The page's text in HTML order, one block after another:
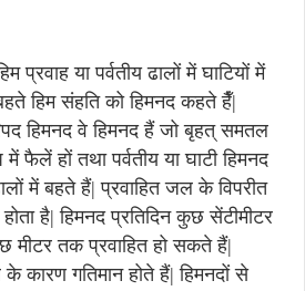
प्रवाह या पर्वतीय ढालों में घाटियों में
हिम संहति को हिमनद कहते हैँ|
हिमनद वे हिमनद हैं जो बृहत् समतल
फैलें हों तथा पर्वतीय या घाटी हिमनद
में बहते हैं| प्रवाहित जल के विपरीत
है| हिमनद प्रतिदिन कुछ सेंटीमीटर
तक प्रवाहित हो सकते हैं|
कारण गतिमान होते हैं| हिमनदों से